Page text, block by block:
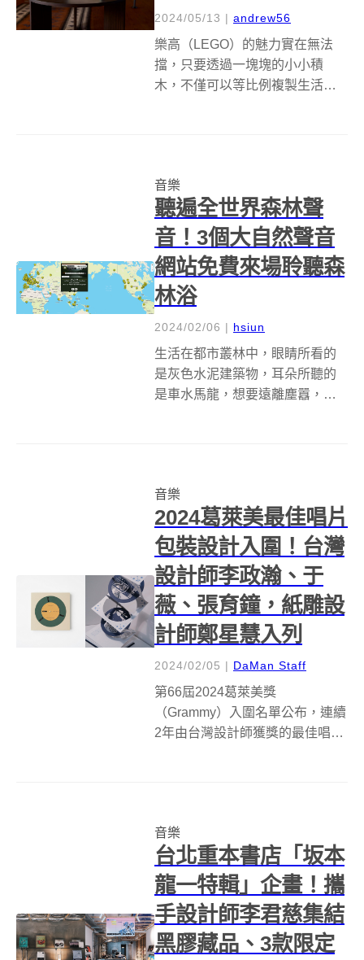
2024/05/13 | andrew56
樂高（LEGO）的魅力實在無法
擋，只要透過一塊塊的小小積
木，不僅可以等比例複製生活中
SP1」，或超級細緻的日...
音樂
聽遍全世界森林聲
音！3個大自然聲音
網站免費來場聆聽森
林浴
2024/02/06 | hsiun
生活在都市叢林中，眼睛所看的
是灰色水泥建築物，耳朵所聽的
是車水馬龍，想要遠離塵囂，親
自然的聲音。不過待在家中也能
行萬里路、聽萬種...
音樂
2024葛萊美最佳唱片
包裝設計入圍！台灣
設計師李政瀚、于
薇、張育鐘，紙雕設
計師鄭星慧入列
2024/02/05 | DaMan Staff
第66屆2024葛萊美獎
（Grammy）入圍名單公布，連續
2年由台灣設計師獲獎的最佳唱片
2022年此獎項...
音樂
台北重本書店「坂本
龍一特輯」企畫！攜
手設計師李君慈集結
黑膠藏品、3款限定